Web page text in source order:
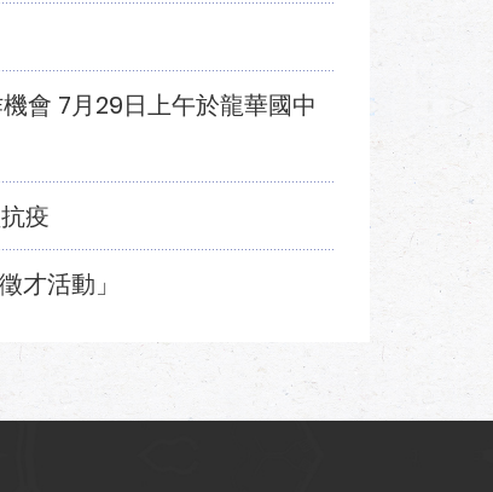
會 7月29日上午於龍華國中
疫
才活動」